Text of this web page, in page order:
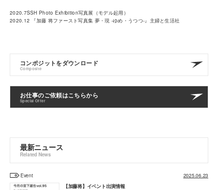
2020.7SSH Photo Exhibition写真展（モデル起用）
2020.12 『加藤 将ファースト写真集 夢・現 -ゆめ・うつつ-』主婦と生活社
コンポジットをダウンロード
Composite
お仕事のご依頼はこちらから
Special Offer
最新ニュース
Related News
Event
2025.06.23
【加藤将】イベント出演情報